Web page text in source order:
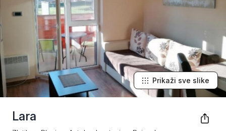
Lara
Prikaži sve slike